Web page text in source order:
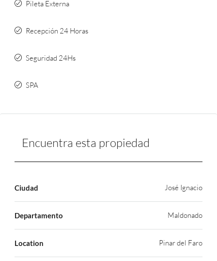
Pileta Externa
Recepción 24 Horas
Seguridad 24Hs
SPA
Encuentra esta propiedad
Ciudad José Ignacio
Departamento Maldonado
Location Pinar del Faro